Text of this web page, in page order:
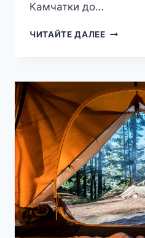
Камчатки до…
ЧИТАЙТЕ ДАЛЕЕКУДА
ТУР:
ЛУЧШИЕ
МЕСТА
РОССИИ